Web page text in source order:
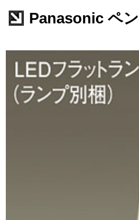
Panasonic ペ